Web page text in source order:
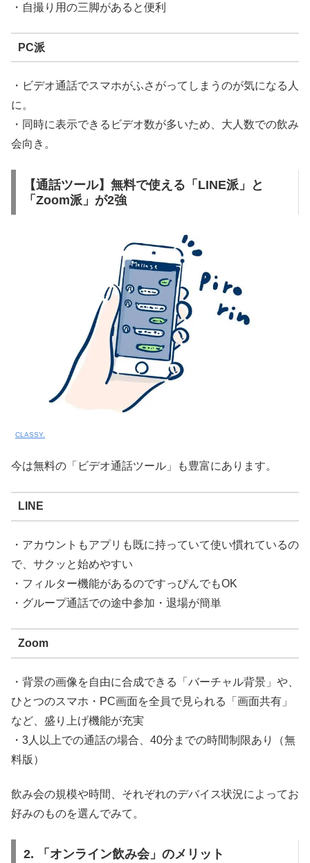
・自撮り用の三脚があると便利
PC派
・ビデオ通話でスマホがふさがってしまうのが気になる人
に。
・同時に表示できるビデオ数が多いため、大人数での飲み
会向き。
【通話ツール】無料で使える「LINE派」と
「Zoom派」が2強
CLASSY.
今は無料の「ビデオ通話ツール」も豊富にあります。
LINE
・アカウントもアプリも既に持っていて使い慣れているの
で、サクッと始めやすい
・フィルター機能があるのですっぴんでもOK
・グループ通話での途中参加・退場が簡単
Zoom
・背景の画像を自由に合成できる「バーチャル背景」や、
ひとつのスマホ・PC画面を全員で見られる「画面共有」
など、盛り上げ機能が充実
・3人以上での通話の場合、40分までの時間制限あり（無
料版）
飲み会の規模や時間、それぞれのデバイス状況によってお
好みのものを選んでみて。
2. 「オンライン飲み会」のメリット